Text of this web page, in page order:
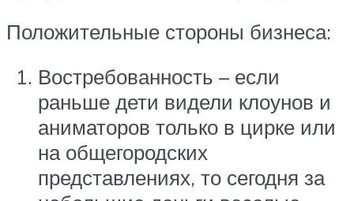
Положительные стороны бизнеса:
Востребованность – если
раньше дети видели клоунов и
аниматоров только в цирке или
на общегородских
представлениях, то сегодня за